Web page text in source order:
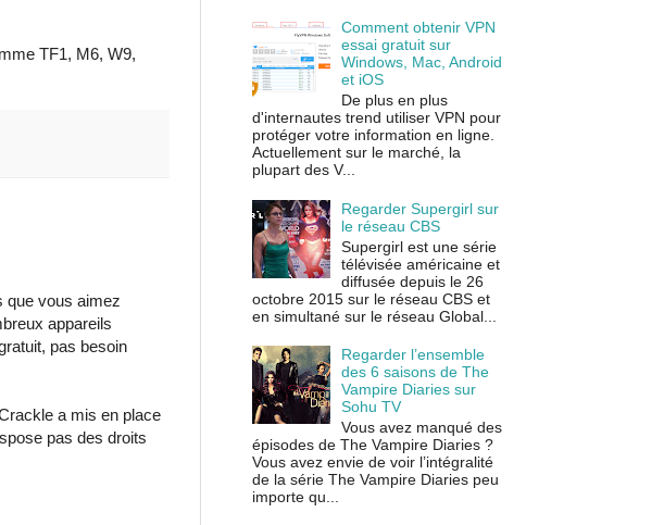
TF1, M6, W9,
que vous aimez
appareils
pas besoin
a mis en place
pas des droits
Comment obtenir VPN
essai gratuit sur
Windows, Mac, Android
et iOS
De plus en plus
d'internautes trend utiliser VPN pour
protéger votre information en ligne.
Actuellement sur le marché, la
plupart des V...
Regarder Supergirl sur
le réseau CBS
Supergirl est une série
télévisée américaine et
diffusée depuis le 26
octobre 2015 sur le réseau CBS et
en simultané sur le réseau Global...
Regarder l’ensemble
des 6 saisons de The
Vampire Diaries sur
Sohu TV
Vous avez manqué des
épisodes de The Vampire Diaries ?
Vous avez envie de voir l’intégralité
de la série The Vampire Diaries peu
importe qu...